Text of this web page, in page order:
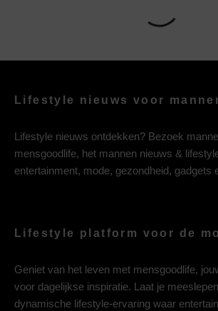
Lifestyle nieuws voor
Lifestyle nieuws ontdekken? Bezoek
mensgoodlife, het mannen nieuws &
entertainment, mode, gezondheid, gadgets
Lifestyle platform voor de
Geniet van het leven met mensgoodlife,
voor dagelijkse inspiratie. Laat je
dynamische lifestyle-ervaring waar